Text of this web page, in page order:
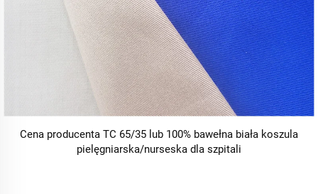
Cena producenta TC 65/35 lub 100% bawełna biała koszula
pielęgniarska/nurseska dla szpitali